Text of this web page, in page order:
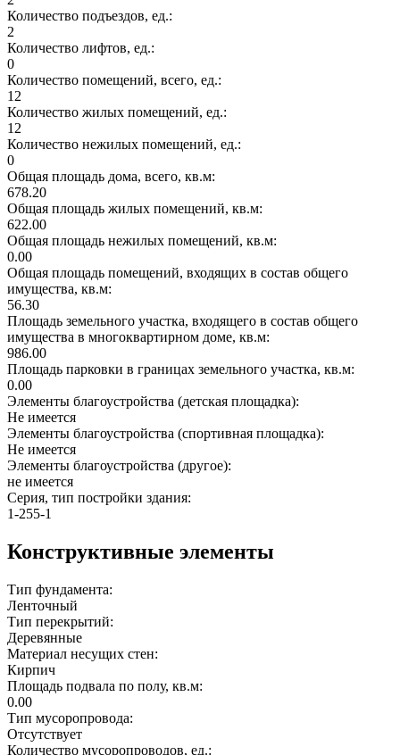
Количество подъездов, ед.:
2
Количество лифтов, ед.:
0
Количество помещений, всего, ед.:
12
Количество жилых помещений, ед.:
12
Количество нежилых помещений, ед.:
0
Общая площадь дома, всего, кв.м:
678.20
Общая площадь жилых помещений, кв.м:
622.00
Общая площадь нежилых помещений, кв.м:
0.00
Общая площадь помещений, входящих в состав общего
имущества, кв.м:
56.30
Площадь земельного участка, входящего в состав общего
имущества в многоквартирном доме, кв.м:
986.00
Площадь парковки в границах земельного участка, кв.м:
0.00
Элементы благоустройства (детская площадка):
Не имеется
Элементы благоустройства (спортивная площадка):
Не имеется
Элементы благоустройства (другое):
не имеется
Серия, тип постройки здания:
1-255-1
Конструктивные элементы
Тип фундамента:
Ленточный
Тип перекрытий:
Деревянные
Материал несущих стен:
Кирпич
Площадь подвала по полу, кв.м:
0.00
Тип мусоропровода:
Отсутствует
Количество мусоропроводов, ед.: